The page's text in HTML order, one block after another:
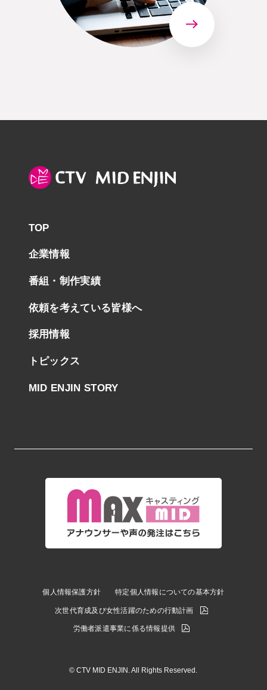
TOP
企業情報
番組・制作実績
依頼を考えている皆様へ
採用情報
トピックス
MID ENJIN STORY
個人情報保護方針 特定個人情報についての基本方針
次世代育成及び女性活躍のための行動計画
労働者派遣事業に係る情報提供
© CTV MID ENJIN. All Rights Reserved.